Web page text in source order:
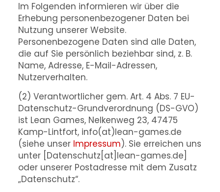
Im Folgenden informieren wir über die
Erhebung personenbezogener Daten bei
Nutzung unserer Website.
Personenbezogene Daten sind alle Daten,
die auf Sie persönlich beziehbar sind, z. B.
Name, Adresse, E-Mail-Adressen,
Nutzerverhalten.
(2) Verantwortlicher gem. Art. 4 Abs. 7 EU-
Datenschutz-Grundverordnung (DS-GVO)
ist Lean Games, Nelkenweg 23, 47475
Kamp-Lintfort, info(at)lean-games.de
(siehe unser Impressum). Sie erreichen uns
unter [Datenschutz[at]lean-games.de]
oder unserer Postadresse mit dem Zusatz
„Datenschutz“.